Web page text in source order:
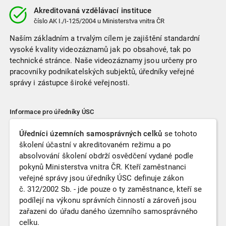
Akreditovaná vzdělávací instituce
číslo AK I./I-125/2004u Ministerstva vnitra ČR
Naším základním a trvalým cílem je zajištění standardní
vysoké kvality videozáznamů jak po obsahové, tak po
technické stránce. Naše videozáznamy jsou určeny pro
pracovníky podnikatelských subjektů, úředníky veřejné
správy i zástupce široké veřejnosti.
Informace pro úředníky ÚSC
Úředníci územních samosprávných celků se tohoto
školení účastní v akreditovaném režimu a po
absolvování školení obdrží osvědčení vydané podle
pokynů Ministerstva vnitra ČR. Kteří zaměstnanci
veřejné správy jsou úředníky ÚSC definuje zákon
č. 312/2002 Sb. - jde pouze o ty zaměstnance, kteří se
podílejí na výkonu správních činností a zároveň jsou
zařazeni do úřadu daného územního samosprávného
celku.